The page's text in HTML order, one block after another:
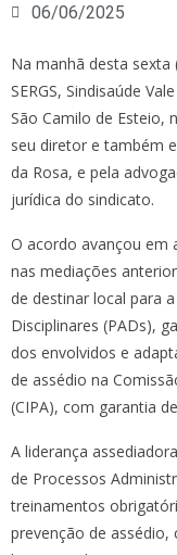
06/06/2025
Na manhã desta
SERGS, Sindisaúde
São Camilo de Esteio,
seu diretor e também
da Rosa, e pela
jurídica do sindicato.
O acordo avançou em
nas mediações
de destinar local para
Disciplinares (PADs),
dos envolvidos e
de assédio na
(CIPA), com garantia
A liderança
de Processos
treinamentos
prevenção de